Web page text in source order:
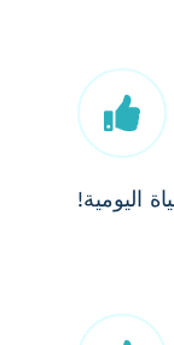
اليومية!